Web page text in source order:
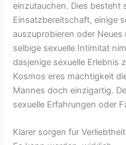
einzutauchen. Dies besteht
Einsatzbereitschaft, einige
auszuprobieren oder
selbige sexuelle Intimitat
dasjenige sexuelle Erlebnis
Kosmos eres machtigkeit
Mannes doch einzigartig.
sexuelle Erfahrungen oder
Klarer sorgen fur